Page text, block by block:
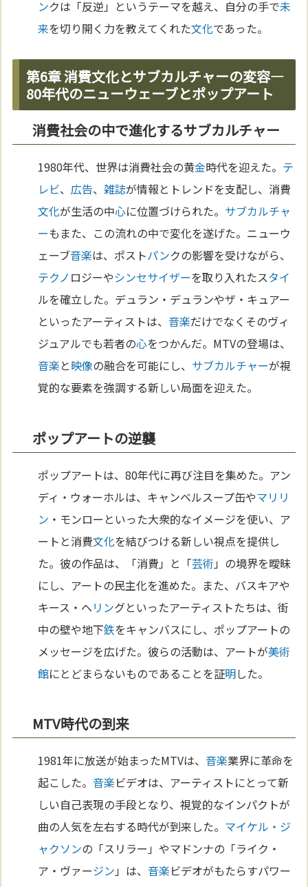
ンクは「反逆」というテーマを越え、自分の手で未
来を切り開く力を教えてくれた文化であった。
第6章 消費文化とサブカルチャーの変容—
80年代のニューウェーブとポップアート
消費社会の中で進化するサブカルチャー
1980年代、世界は消費社会の黄金時代を迎えた。 テ
レビ、 広告、雑誌が情報とトレンドを支配し、消費
文化が生活の中心に位置づけられた。 サブカルチャ
ーもまた、この流れの中で変化を遂げた。ニューウ
ェーブ音楽は、ポストパンクの影響を受けながら、
テクノ ロジーやシンセサイザーを取り入れたスタイ
ルを確立した。デュラン・デュランやザ・キュアー
といったアーティストは、音楽だけでなくそのヴィ
ジュアルでも若者の心をつかんだ。MTVの登場は、
音楽と映像の融合を可能にし、 サブカルチャーが視
覚的な要素を強調する新しい局面を迎えた。
ポップアートの逆襲
ポップアートは、80年代に再び注目を集めた。アン
ディ・ウォーホルは、キャンベルスープ缶やマリ リ
ン ・モンローといった大衆的なイメージを使い、ア
ートと消費文化を結びつける新しい視点を提供し
た。彼の作品は、「消費」と「芸術 」の境界を曖昧
にし、アートの民主化を進めた。また、バスキアや
キース・ヘリングといったアーティストたちは、街
中の壁や地下鉄をキャンバスにし、ポップアートの
メッセージを広げた。彼らの活動は、アートが美術
館にとどまらないものであることを証明した。
MTV時代の到来
1981年に放送が始まったMTVは、音楽業界に革命を
起こした。音楽ビデオは、アーティストにとって新
しい自己表現の手段となり、視覚的なインパクトが
曲の人気を左右する時代が到来した。 マイケル・ジ
ャクソンの「スリラー」やマドンナの「ライク・
ア・ヴァージン 」は、音楽ビデオがもたらすパワー